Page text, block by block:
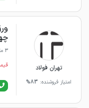
تهران فولاد
امتیاز فروشنده: 83%
3 ماه پیش